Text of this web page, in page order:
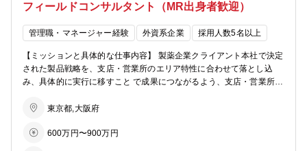
フィールドコンサルタント（MR出身者歓迎）
管理職・マネージャー経験 外資系企業 採用人数5名以上
【ミッションと具体的な仕事内容】 製薬企業クライアント本社で決定
された製品戦略を、支店・営業所のエリア特性に合わせて落とし込
み、具体的に実行に移すこと で成果につながるよう、支店・営業所の
当エリアのエリアマーケティング（ビジネスフレームワークを用い
れた製品戦略と、エリアマーケティングで得られた結果をもとに、売
東京都,大阪府
600万円〜900万円